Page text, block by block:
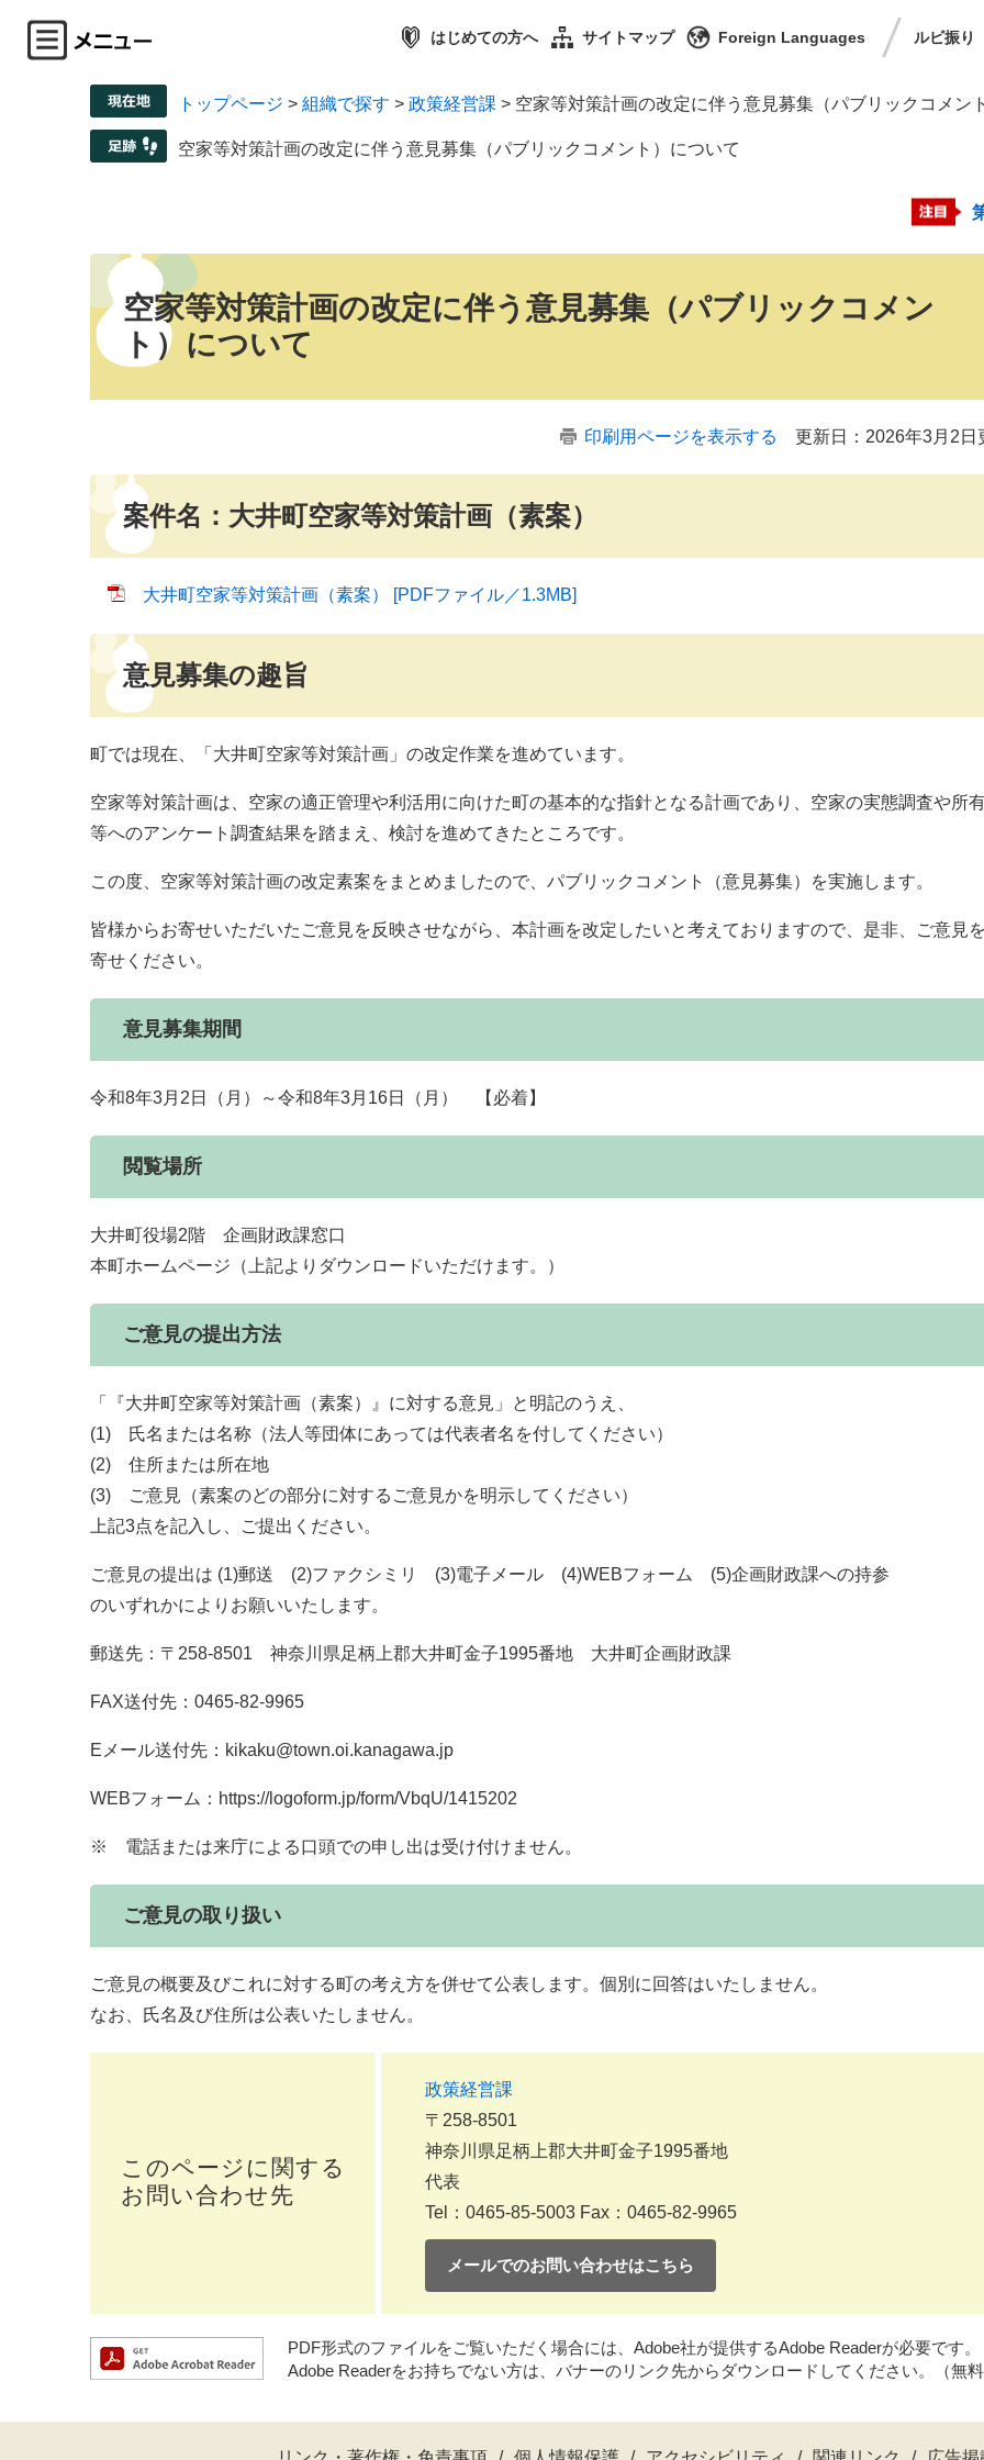
はじめての方へ サイトマップ Foreign Languages ルビ振り
トップページ > 組織で探す > 政策経営課 > 空家等対策計画の改定に伴う意見募集（パブリックコメン
空家等対策計画の改定に伴う意見募集（パブリックコメント）について
空家等対策計画の改定に伴う意見募集（パブリックコメン
ト）について
印刷用ページを表示する 更新日：2026年3月2日
案件名：大井町空家等対策計画（素案）
大井町空家等対策計画（素案） [PDFファイル／1.3MB]
意見募集の趣旨
町では現在、「大井町空家等対策計画」の改定作業を進めています。
空家等対策計画は、空家の適正管理や利活用に向けた町の基本的な指針となる計画であり、空家の実態調査や所
等へのアンケート調査結果を踏まえ、検討を進めてきたところです。
この度、空家等対策計画の改定素案をまとめましたので、パブリックコメント（意見募集）を実施します。
皆様からお寄せいただいたご意見を反映させながら、本計画を改定したいと考えておりますので、是非、ご意見
寄せください。
意見募集期間
令和8年3月2日（月）～令和8年3月16日（月） 【必着】
閲覧場所
大井町役場2階 企画財政課窓口
本町ホームページ（上記よりダウンロードいただけます。）
ご意見の提出方法
「『大井町空家等対策計画（素案）』に対する意見」と明記のうえ、
(1) 氏名または名称（法人等団体にあっては代表者名を付してください）
(2) 住所または所在地
(3) ご意見（素案のどの部分に対するご意見かを明示してください）
上記3点を記入し、ご提出ください。
ご意見の提出は (1)郵送 (2)ファクシミリ (3)電子メール (4)WEBフォーム (5)企画財政課への持参
のいずれかによりお願いいたします。
郵送先：〒258-8501 神奈川県足柄上郡大井町金子1995番地 大井町企画財政課
FAX送付先：0465-82-9965
Eメール送付先：kikaku@town.oi.kanagawa.jp
WEBフォーム：https://logoform.jp/form/VbqU/1415202
※ 電話または来庁による口頭での申し出は受け付けません。
ご意見の取り扱い
ご意見の概要及びこれに対する町の考え方を併せて公表します。個別に回答はいたしません。
なお、氏名及び住所は公表いたしません。
このページに関する
お問い合わせ先
政策経営課
〒258-8501
神奈川県足柄上郡大井町金子1995番地
代表
Tel：0465-85-5003 Fax：0465-82-9965
メールでのお問い合わせはこちら
PDF形式のファイルをご覧いただく場合には、Adobe社が提供するAdobe Readerが必要です。
Adobe Readerをお持ちでない方は、バナーのリンク先からダウンロードしてください。（無料